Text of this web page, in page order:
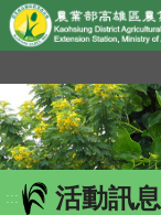
網頁置頂
到
主
要
內
容
區
::: 活動訊息